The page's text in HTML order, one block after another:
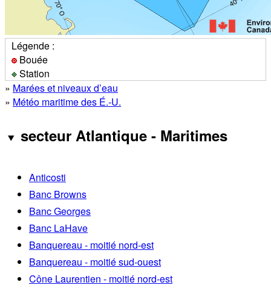
Légende :
Bouée
Station
» Marées et niveaux d’eau
» Météo maritime des É.-U.
secteur Atlantique - Maritimes
Anticosti
Banc Browns
Banc Georges
Banc LaHave
Banquereau - moitié nord-est
Banquereau - moitié sud-ouest
Cône Laurentien - moitié nord-est